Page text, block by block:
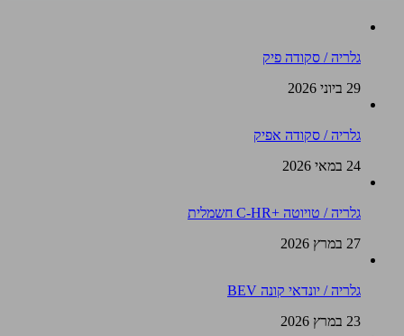
גלריה / סקודה פיק
29 ביוני 2026
גלריה / סקודה אפיק
24 במאי 2026
גלריה / טויוטה +C-HR חשמלית
27 במרץ 2026
גלריה / יונדאי קונה BEV
23 במרץ 2026